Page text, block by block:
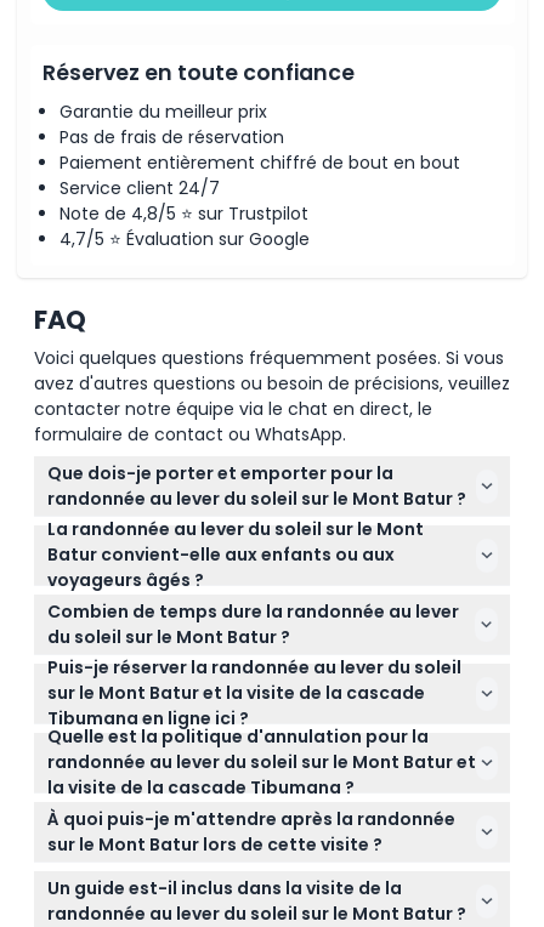
Réservez en toute confiance
Garantie du meilleur prix
Pas de frais de réservation
Paiement entièrement chiffré de bout en bout
Service client 24/7
Note de 4,8/5 ⭐ sur Trustpilot
4,7/5 ⭐ Évaluation sur Google
FAQ
Voici quelques questions fréquemment posées. Si vous
avez d'autres questions ou besoin de précisions, veuillez
contacter notre équipe via le chat en direct, le
formulaire de contact ou WhatsApp.
Que dois-je porter et emporter pour la
randonnée au lever du soleil sur le Mont Batur ?
Portez des chaussures solides et habillez-vous en
couches car il peut faire froid au sommet. Apportez
une lampe de poche ou une lampe frontale pour
naviguer pendant la randonnée avant l'aube et
emportez suffisamment d'eau pour rester hydraté.
La randonnée au lever du soleil sur le Mont
Batur convient-elle aux enfants ou aux
voyageurs âgés ?
Les enfants de moins de 8 ans ne sont pas
autorisés, et elle n'est pas recommandée pour les
ou toute personne ayant des problèmes
cardiaques, dorsaux ou de mobilité.
Combien de temps dure la randonnée au lever
du soleil sur le Mont Batur ?
L'ascension prend généralement environ 2 à 2,5
heures, en commençant entre 3h30 et 4h00 pour
atteindre le sommet au lever du soleil.
Puis-je réserver la randonnée au lever du soleil
sur le Mont Batur et la visite de la cascade
Tibumana en ligne ici ?
Oui, vous pouvez facilement réserver cette visite
combinée, incluant transferts partagés, petit
déjeuner et services de guide, directement sur ce
site.
Quelle est la politique d'annulation pour la
randonnée au lever du soleil sur le Mont Batur et
la visite de la cascade Tibumana ?
Les billets ne sont ni remboursables ni annulables,
alors assurez-vous de choisir soigneusement la
À quoi puis-je m'attendre après la randonnée
sur le Mont Batur lors de cette visite ?
Après la descente du Mont Batur, vous pourrez vous
détendre et nager dans la piscine naturelle de la
Un guide est-il inclus dans la visite de la
randonnée au lever du soleil sur le Mont Batur ?